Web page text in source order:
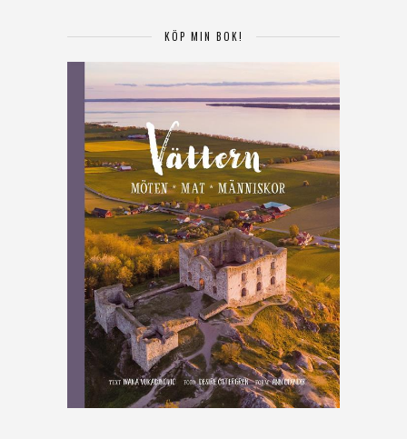
KÖP MIN BOK!